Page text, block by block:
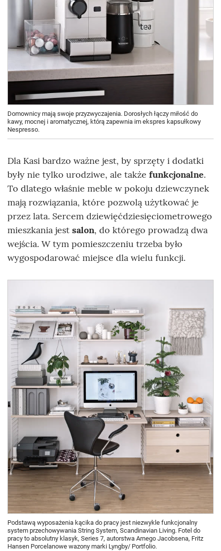
Domownicy mają swoje przyzwyczajenia. Dorosłych łączy miłość do
kawy, mocnej i aromatycznej, którą zapewnia im ekspres kapsułkowy
Nespresso.
Dla Kasi bardzo ważne jest, by sprzęty i dodatki
były nie tylko urodziwe, ale także funkcjonalne.
To dlatego właśnie meble w pokoju dziewczynek
mają rozwiązania, które pozwolą użytkować je
przez lata. Sercem dziewięćdziesięciometrowego
mieszkania jest salon, do którego prowadzą dwa
wejścia. W tym pomieszczeniu trzeba było
wygospodarować miejsce dla wielu funkcji.
Podstawą wyposażenia kącika do pracy jest niezwykle funkcjonalny
system przechowywania String System, Scandinavian Living. Fotel do
pracy to absolutny klasyk, Series 7, autorstwa Arnego Jacobsena, Fritz
Hansen Porcelanowe wazony marki Lyngby/ Portfolio.